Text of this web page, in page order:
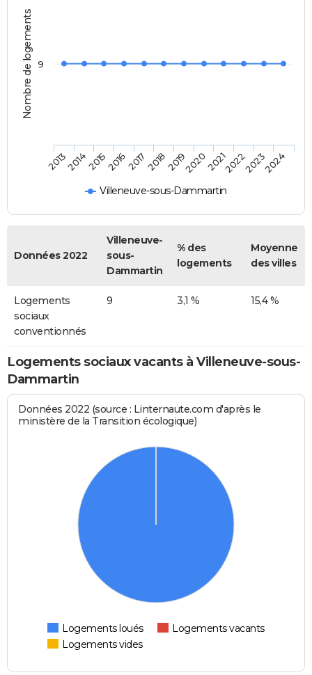
Nombre de logements
Villeneuve-sous-Dammartin
201320142015201620172018201920202021202220232024
9
Données 2022
Villeneuve-
sous-
Dammartin
% des
logements
Moyenne
des villes
Logements
sociaux
conventionnés
9 3,1 % 15,4 %
Logements sociaux vacants à Villeneuve-sous-
Dammartin
Données 2022 (source : Linternaute.com d'après le
ministère de la Transition écologique)
Logements loués
Logements vacants
Logements vides